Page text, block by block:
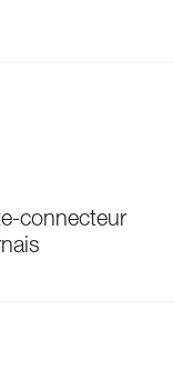
connecteur